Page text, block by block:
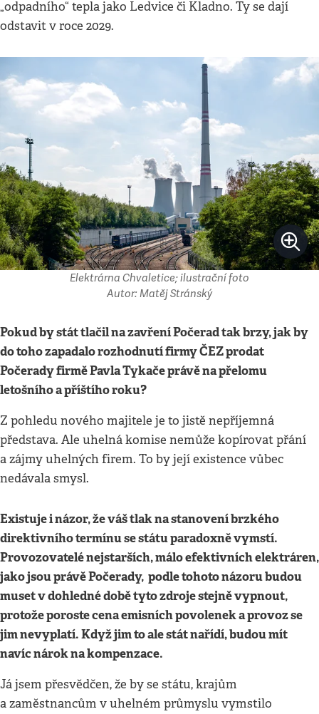
„odpadního“ tepla jako Ledvice či Kladno. Ty se dají
odstavit v roce 2029.
Elektrárna Chvaletice; ilustrační foto
Autor: Matěj Stránský
Pokud by stát tlačil na zavření Počerad tak brzy, jak by
do toho zapadalo rozhodnutí firmy ČEZ prodat
Počerady firmě Pavla Tykače právě na přelomu
letošního a příštího roku?
Z pohledu nového majitele je to jistě nepříjemná
představa. Ale uhelná komise nemůže kopírovat přání
a zájmy uhelných firem. To by její existence vůbec
nedávala smysl.
Existuje i názor, že váš tlak na stanovení brzkého
direktivního termínu se státu paradoxně vymstí.
Provozovatelé nejstarších, málo efektivních elektráren,
jako jsou právě Počerady, podle tohoto názoru budou
muset v dohledné době tyto zdroje stejně vypnout,
protože poroste cena emisních povolenek a provoz se
jim nevyplatí. Když jim to ale stát nařídí, budou mít
navíc nárok na kompenzace.
Já jsem přesvědčen, že by se státu, krajům
a zaměstnancům v uhelném průmyslu vymstilo